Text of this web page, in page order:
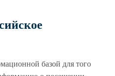
базой для того